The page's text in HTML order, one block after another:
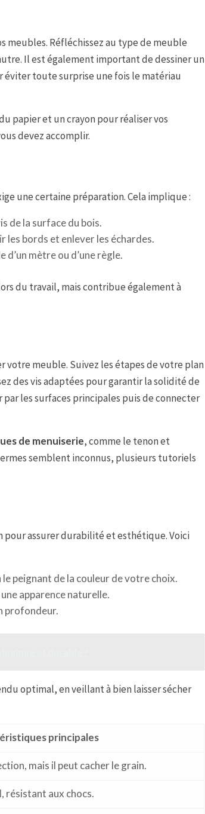
meubles. Réfléchissez au type de meuble
Il est également important de dessiner un
éviter toute surprise une fois le matériau
papier et un crayon pour réaliser vos
devez accomplir.
une certaine préparation. Cela implique :
de la surface du bois.
les bords et enlever les échardes.
d’un mètre ou d’une règle.
du travail, mais contribue également à
votre meuble. Suivez les étapes de votre plan
des vis adaptées pour garantir la solidité de
les surfaces principales puis de connecter
de menuiserie, comme le tenon et
semblent inconnus, plusieurs tutoriels
pour assurer durabilité et esthétique. Voici
peignant de la couleur de votre choix.
apparence naturelle.
profondeur.
optimal, en veillant à bien laisser sécher
principales
mais il peut cacher le grain.
résistant aux chocs.